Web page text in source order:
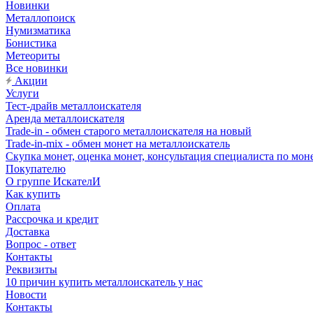
Новинки
Металлопоиск
Нумизматика
Бонистика
Метеориты
Все новинки
Акции
Услуги
Тест-драйв металлоискателя
Аренда металлоискателя
Trade-in - обмен старого металлоискателя на новый
Trade-in-mix - обмен монет на металлоискатель
Скупка монет, оценка монет, консультация специалиста по
Покупателю
О группе ИскателИ
Как купить
Оплата
Рассрочка и кредит
Доставка
Вопрос - ответ
Контакты
Реквизиты
10 причин купить металлоискатель у нас
Новости
Контакты